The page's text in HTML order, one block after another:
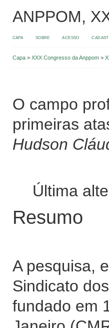
ANPPOM,
CAPA SOBRE ACESSO
Capa> XXX Congresso da Anppom>
O campo
primeiras
Hudson
Última
Resumo
A pesquisa,
Sindicato
fundado em